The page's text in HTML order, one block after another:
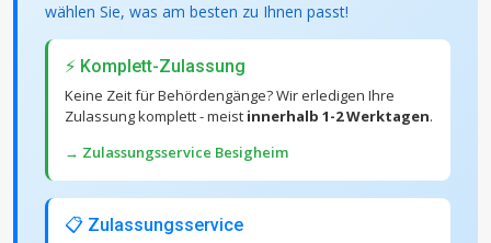
wählen Sie, was am besten zu Ihnen passt!
⚡ Komplett-Zulassung
Keine Zeit für Behördengänge? Wir erledigen Ihre
Zulassung komplett - meist innerhalb 1-2 Werktagen.
→ Zulassungsservice Besigheim
📋 Zulassungsservice